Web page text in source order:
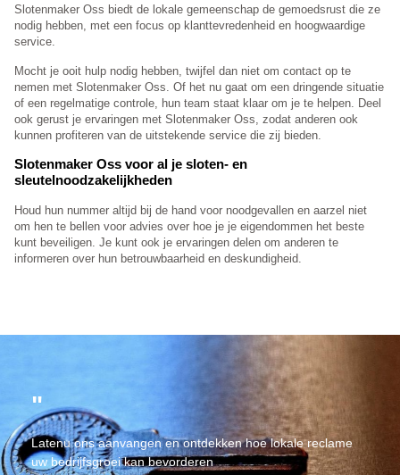
Slotenmaker Oss biedt de lokale gemeenschap de gemoedsrust die ze
nodig hebben, met een focus op klanttevredenheid en hoogwaardige
service.
Mocht je ooit hulp nodig hebben, twijfel dan niet om contact op te
nemen met Slotenmaker Oss. Of het nu gaat om een dringende situatie
of een regelmatige controle, hun team staat klaar om je te helpen. Deel
ook gerust je ervaringen met Slotenmaker Oss, zodat anderen ook
kunnen profiteren van de uitstekende service die zij bieden.
Slotenmaker Oss voor al je sloten- en
sleutelnoodzakelijkheden
Houd hun nummer altijd bij de hand voor noodgevallen en aarzel niet
om hen te bellen voor advies over hoe je je eigendommen het beste
kunt beveiligen. Je kunt ook je ervaringen delen om anderen te
informeren over hun betrouwbaarheid en deskundigheid.
"
Latenu ons aanvangen en ontdekken hoe lokale reclame
uw bedrijfsgroei kan bevorderen